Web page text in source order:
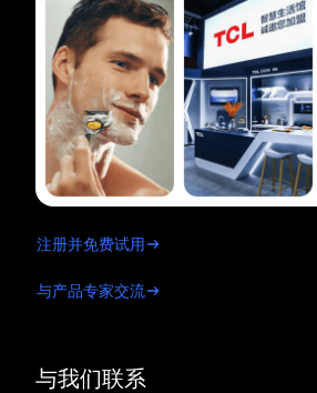
与我们联系
注册并免费试用
与产品专家交流